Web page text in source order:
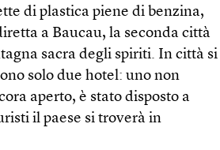
di plastica piene di benzina,
a Baucau, la seconda città
sacra degli spiriti. In città si
solo due hotel: uno non
aperto, è stato disposto a
il paese si troverà in